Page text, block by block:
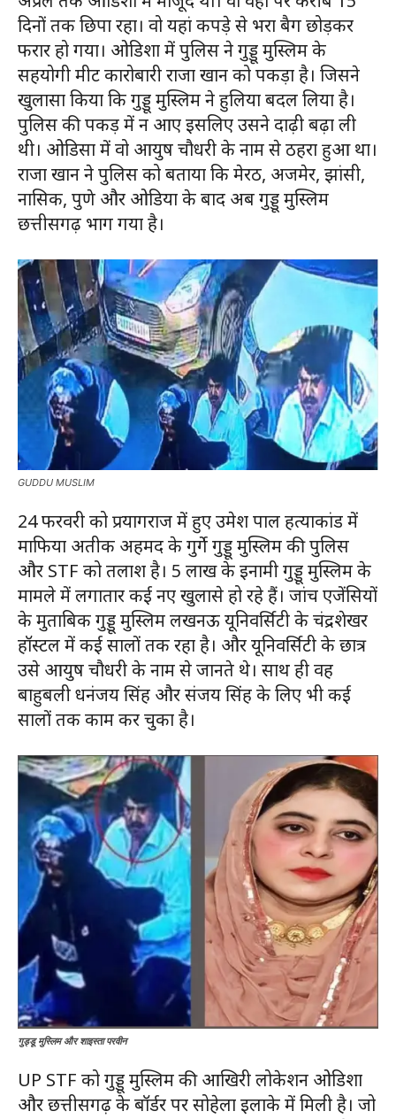
दिनों तक छिपा रहा। वो यहां कपड़े से भरा बैग छोड़कर
फरार हो गया। ओडिशा में पुलिस ने गुड्डू मुस्लिम के
सहयोगी मीट कारोबारी राजा खान को पकड़ा है। जिसने
खुलासा किया कि गुड्डू मुस्लिम ने हुलिया बदल लिया है।
पुलिस की पकड़ में न आए इसलिए उसने दाढ़ी बढ़ा ली
थी। ओडिसा में वो आयुष चौधरी के नाम से ठहरा हुआ था।
राजा खान ने पुलिस को बताया कि मेरठ, अजमेर, झांसी,
नासिक, पुणे और ओडिया के बाद अब गुड्डू मुस्लिम
छत्तीसगढ़ भाग गया है।
GUDDU MUSLIM
24 फरवरी को प्रयागराज में हुए उमेश पाल हत्याकांड में
माफिया अतीक अहमद के गुर्गे गुड्डू मुस्लिम की पुलिस
और STF को तलाश है। 5 लाख के इनामी गुड्डू मुस्लिम के
मामले में लगातार कई नए खुलासे हो रहे हैं। जांच एजेंसियों
के मुताबिक गुड्डू मुस्लिम लखनऊ यूनिवर्सिटी के चंद्रशेखर
हॉस्टल में कई सालों तक रहा है। और यूनिवर्सिटी के छात्र
उसे आयुष चौधरी के नाम से जानते थे। साथ ही वह
बाहुबली धनंजय सिंह और संजय सिंह के लिए भी कई
सालों तक काम कर चुका है।
गुड्डू मुस्लिम और शाइस्ता परवीन
UP STF को गुड्डू मुस्लिम की आखिरी लोकेशन ओडिशा
और छत्तीसगढ़ के बॉर्डर पर सोहेला इलाके में मिली है। जो